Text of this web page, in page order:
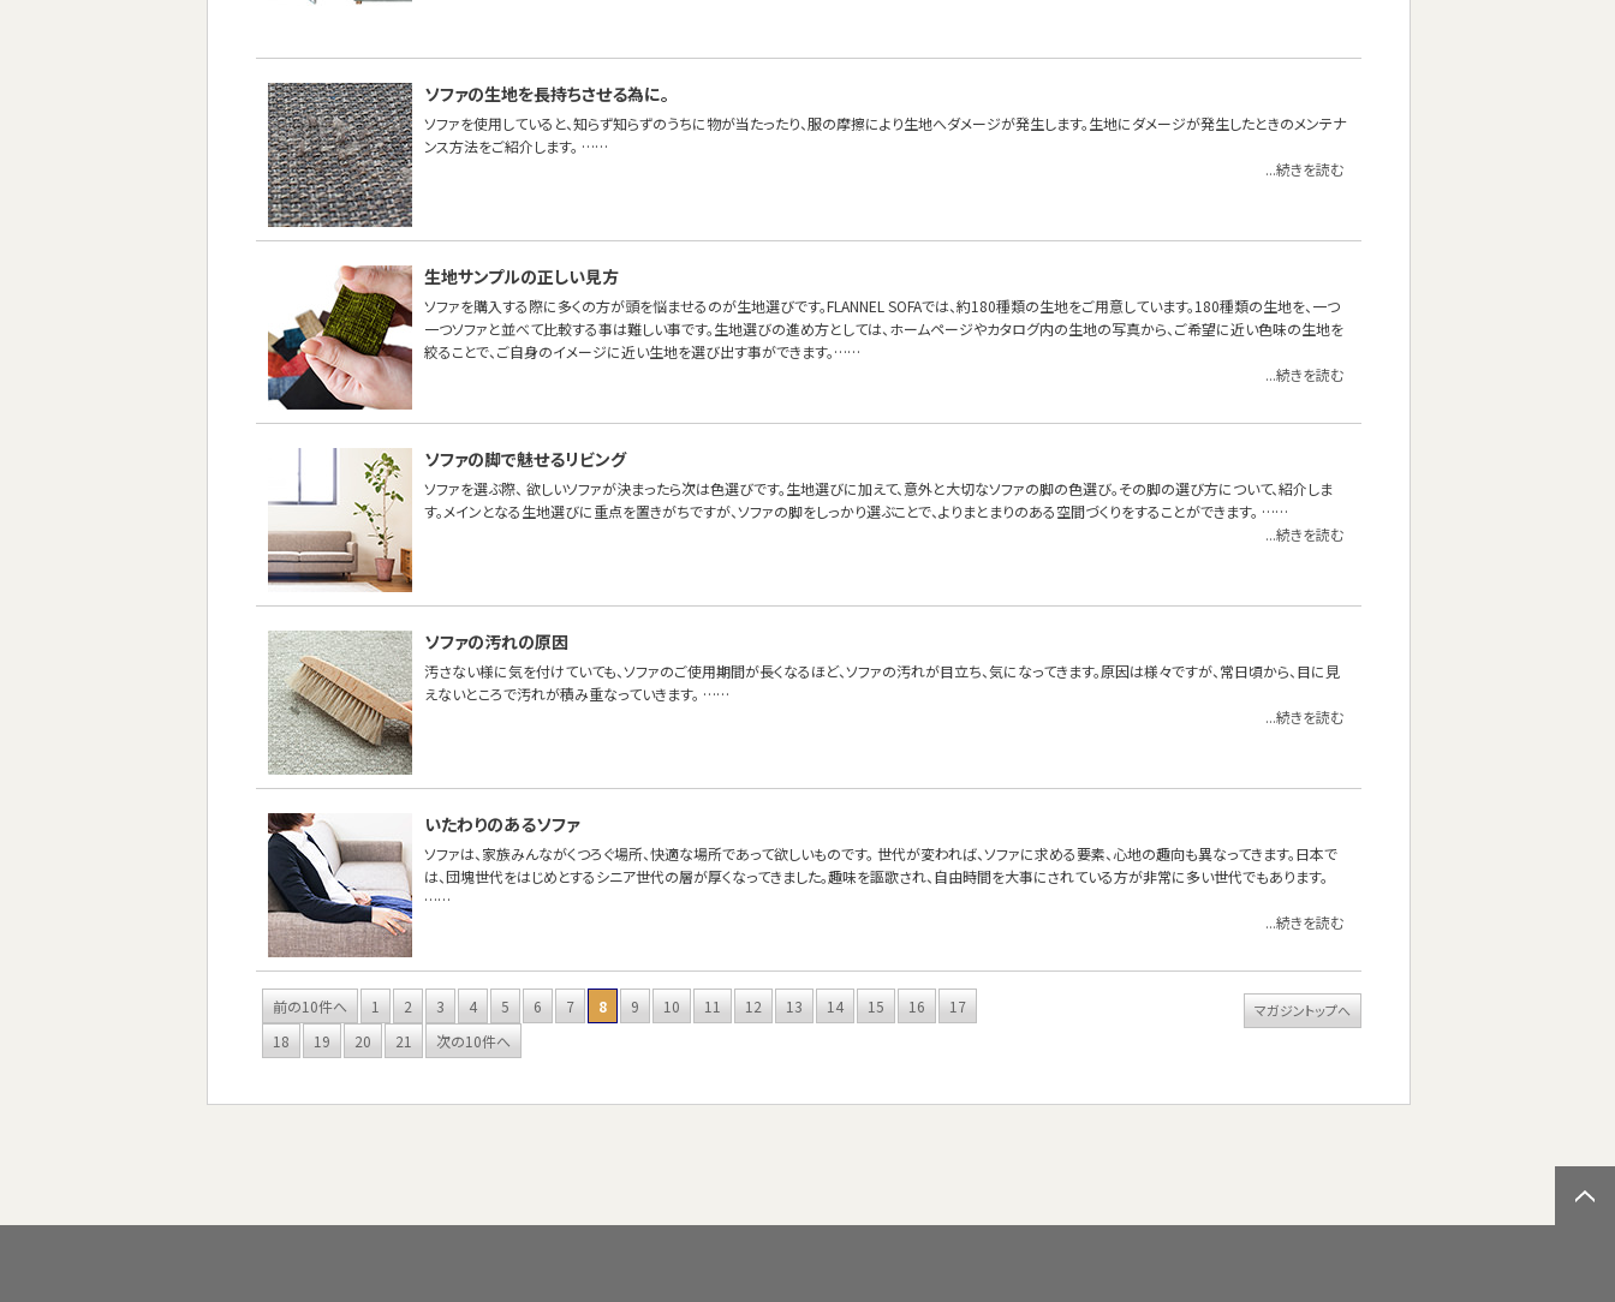
ソファの生地を長持ちさせる為に。
ソファを使用していると、知らず知らずのうちに物が当たったり、服の摩擦により生地へダメージが発生します。生地にダメージが発生したときのメンテナ
ンス方法をご紹介します。 ……
...続きを読む
生地サンプルの正しい見方
ソファを購入する際に多くの方が頭を悩ませるのが生地選びです。FLANNEL SOFAでは、約180種類の生地をご用意しています。180種類の生地を、一つ
一つソファと並べて比較する事は難しい事です。生地選びの進め方としては、ホームページやカタログ内の生地の写真から、ご希望に近い色味の生地を
絞ることで、ご自身のイメージに近い生地を選び出す事ができます。……
...続きを読む
ソファの脚で魅せるリビング
ソファを選ぶ際、 欲しいソファが決まったら次は色選びです。生地選びに加えて、意外と大切なソファの脚の色選び。その脚の選び方について、紹介しま
す。メインとなる生地選びに重点を置きがちですが、ソファの脚をしっかり選ぶことで、よりまとまりのある空間づくりをすることができます。 ……
...続きを読む
ソファの汚れの原因
汚さない様に気を付けていても、ソファのご使用期間が長くなるほど、ソファの汚れが目立ち、気になってきます。原因は様々ですが、常日頃から、目に見
えないところで汚れが積み重なっていきます。 ……
...続きを読む
いたわりのあるソファ
ソファは、家族みんながくつろぐ場所、快適な場所であって欲しいものです。 世代が変われば、ソファに求める要素、心地の趣向も異なってきます。日本で
は、団塊世代をはじめとするシニア世代の層が厚くなってきました。趣味を謳歌され、自由時間を大事にされている方が非常に多い世代でもあります。
……
...続きを読む
前の10件へ 1 2 3 4 5 6 7 8 9 10 11 12 13 14 15 16
17
18
19 20 21 次の10件へ
マガジントップへ